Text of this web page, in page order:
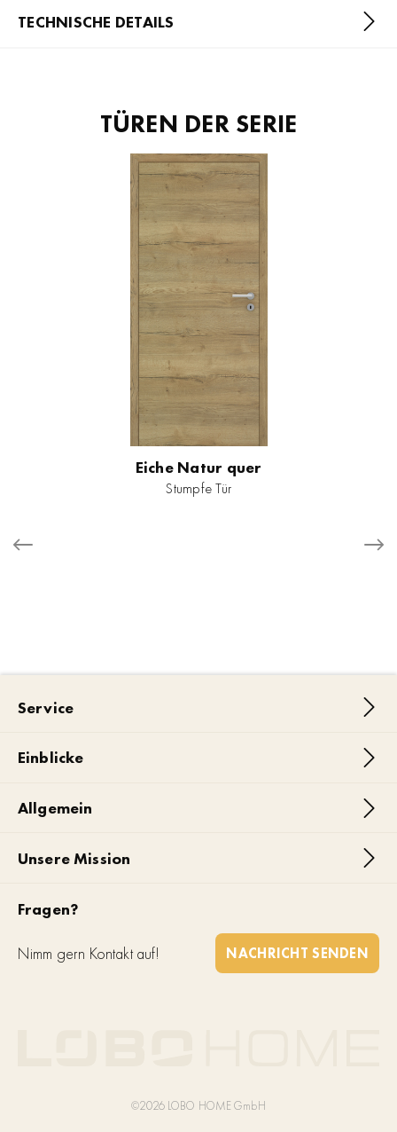
TECHNISCHE DETAILS
TÜREN DER SERIE
Eiche Natur quer
Stumpfe Tür
Service
Einblicke
Allgemein
Unsere Mission
Fragen?
Nimm gern Kontakt auf! NACHRICHT SENDEN
©2026 LOBO HOME GmbH